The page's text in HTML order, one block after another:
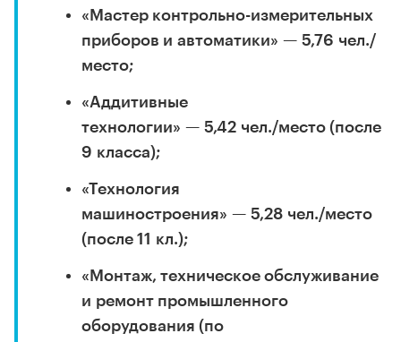
«Мастер контрольно-измерительных
приборов и автоматики» — 5,76 чел./
место;
«Аддитивные
технологии» — 5,42 чел./место (после
9 класса);
«Технология
машиностроения» — 5,28 чел./место
(после 11 кл.);
«Монтаж, техническое обслуживание
и ремонт промышленного
оборудования (по